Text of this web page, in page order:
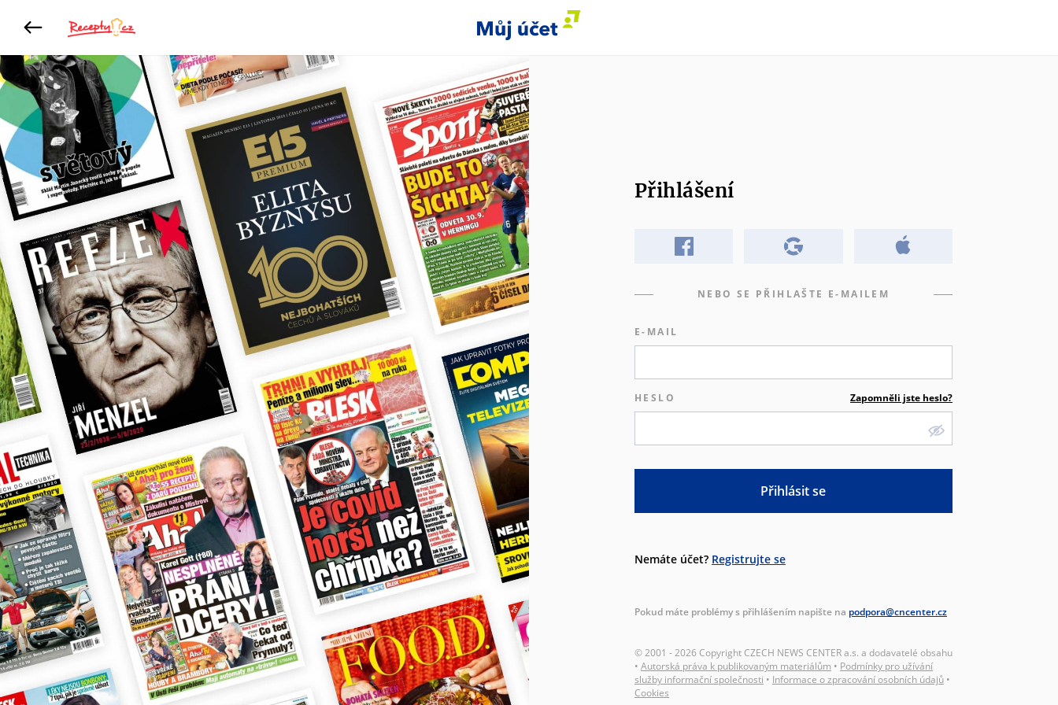
Přihlášení
NEBO SE PŘIHLAŠTE E-MAILEM
E-MAIL
HESLO Zapomněli jste heslo?
Přihlásit se
Nemáte účet? Registrujte se
Pokud máte problémy s přihlášením napište na podpora@cncenter.cz
© 2001 - 2026 Copyright CZECH NEWS CENTER a.s. a dodavatelé obsahu
• Autorská práva k publikovaným materiálům • Podmínky pro užívání
služby informační společnosti • Informace o zpracování osobních údajů •
Cookies